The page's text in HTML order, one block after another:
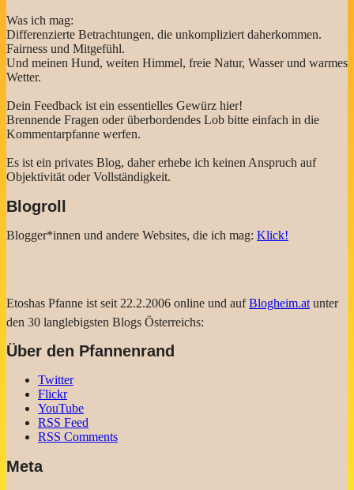
Was ich mag:
Differenzierte Betrachtungen, die unkompliziert daherkommen.
Fairness und Mitgefühl.
Und meinen Hund, weiten Himmel, freie Natur, Wasser und warmes
Wetter.
Dein Feedback ist ein essentielles Gewürz hier!
Brennende Fragen oder überbordendes Lob bitte einfach in die
Kommentarpfanne werfen.
Es ist ein privates Blog, daher erhebe ich keinen Anspruch auf
Objektivität oder Vollständigkeit.
Blogroll
Blogger*innen und andere Websites, die ich mag: Klick!
Etoshas Pfanne ist seit 22.2.2006 online und aufBlogheim.at unter
den 30 langlebigsten Blogs Österreichs:
Über den Pfannenrand
Twitter
Flickr
YouTube
RSS Feed
RSS Comments
Meta